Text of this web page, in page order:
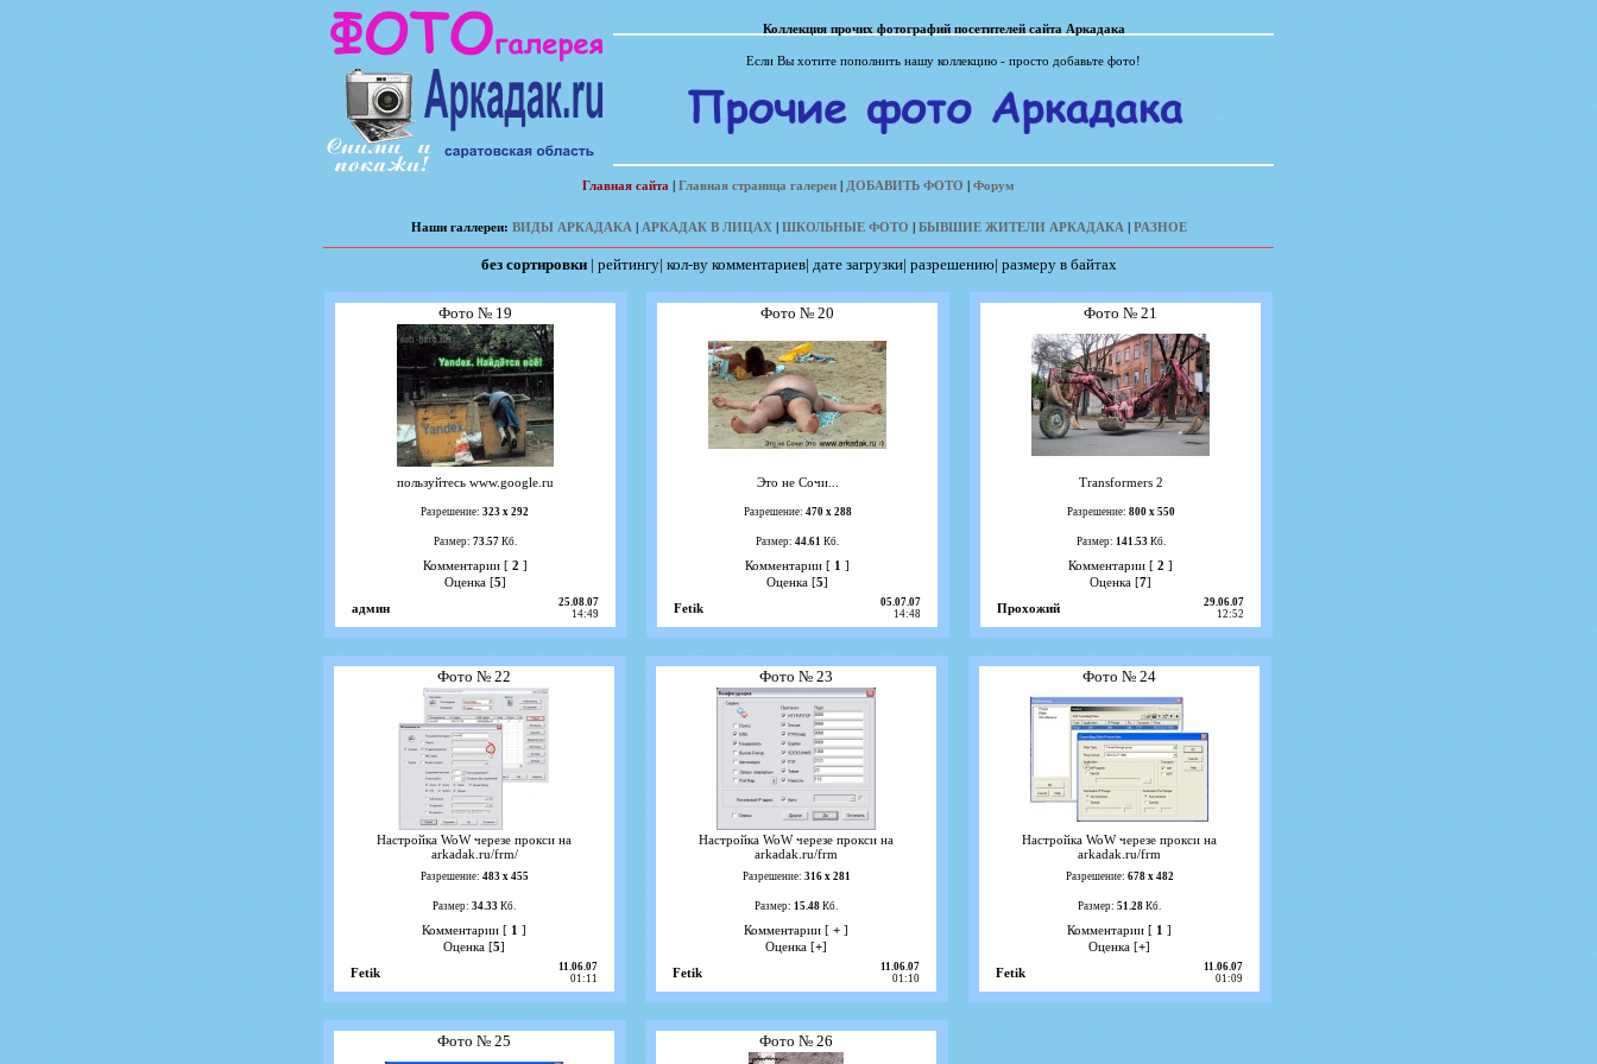
Коллекция прочих фотографий посетителей сайта Аркадака
Если Вы хотите пополнить нашу коллекцию - просто добавьте фото!
Главная сайта | Главная страница галереи | ДОБАВИТЬ ФОТО | Форум
Наши галлереи: ВИДЫ АРКАДАКА | АРКАДАК В ЛИЦАХ | ШКОЛЬНЫЕ ФОТО | БЫВШИЕ ЖИТЕЛИ АРКАДАКА | РАЗНОЕ
без сортировки| рейтингу| кол-ву комментариев| дате загрузки| разрешению| размеру в байтах
Фото № 19
пользуйтесь www.google.ru
Разрешение: 323 х 292
Размер: 73.57Кб.
Комментарии [2 ]
Оценка [5]
админ
25.08.07
14:49
Фото № 20
Это не Сочи...
Разрешение: 470 х 288
Размер: 44.61 Кб.
Комментарии [ 1 ]
Оценка [5]
Fetik
05.07.07
14:48
Фото № 21
Transformers 2
Разрешение: 800 х 550
Размер: 141.53Кб.
Комментарии [ 2 ]
Оценка [7]
Прохожий
29.06.07
12:52
Фото № 22
Настройка WoW черезе прокси на
arkadak.ru/frm/
Разрешение: 483 х 455
Размер: 34.33 Кб.
Комментарии [ 1 ]
Оценка [5]
Fetik
11.06.07
01:11
Фото № 23
Настройка WoW черезе прокси на
arkadak.ru/frm
Разрешение: 316 х 281
Размер: 15.48 Кб.
Комментарии [ + ]
Оценка [+]
Fetik
11.06.07
01:10
Фото № 24
Настройка WoW черезе прокси на
arkadak.ru/frm
Разрешение: 678 х 482
Размер: 51.28 Кб.
Комментарии [ 1 ]
Оценка [+]
Fetik
11.06.07
01:09
Фото № 25 Фото № 26